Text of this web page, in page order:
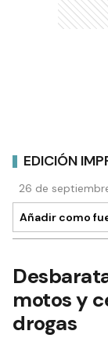
EDICIÓN
26 de
Añadir como
motos y
drogas